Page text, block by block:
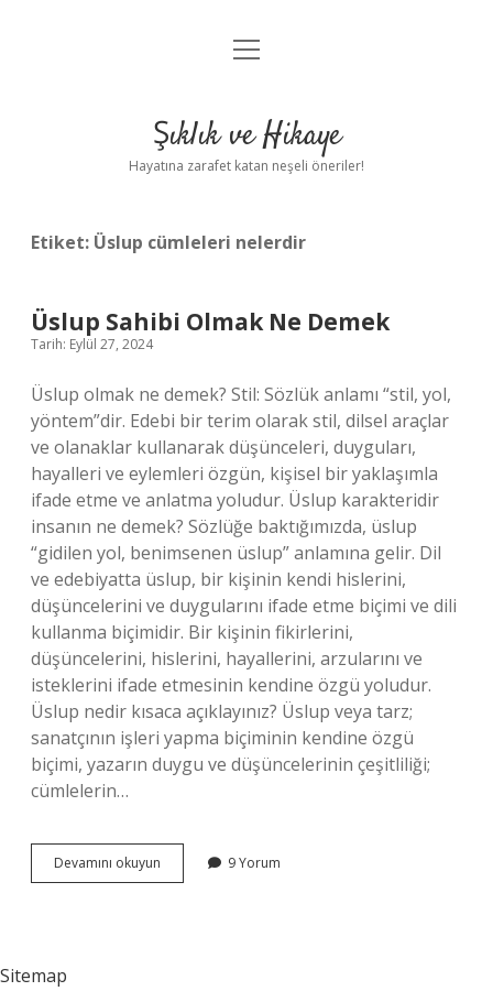
Anasayfa
Yasal Uyarı
menüyü
Şıklık ve Hikaye
Hayatına zarafet katan neşeli öneriler!
Etiket: Üslup cümleleri nelerdir
Üslup Sahibi Olmak Ne Demek
Tarih: Eylül 27, 2024
Üslup olmak ne demek? Stil: Sözlük anlamı “stil, yol,
yöntem”dir. Edebi bir terim olarak stil, dilsel araçlar
ve olanaklar kullanarak düşünceleri, duyguları,
hayalleri ve eylemleri özgün, kişisel bir yaklaşımla
ifade etme ve anlatma yoludur. Üslup karakteridir
insanın ne demek? Sözlüğe baktığımızda, üslup
“gidilen yol, benimsenen üslup” anlamına gelir. Dil
ve edebiyatta üslup, bir kişinin kendi hislerini,
düşüncelerini ve duygularını ifade etme biçimi ve dili
kullanma biçimidir. Bir kişinin fikirlerini,
düşüncelerini, hislerini, hayallerini, arzularını ve
isteklerini ifade etmesinin kendine özgü yoludur.
Üslup nedir kısaca açıklayınız? Üslup veya tarz;
sanatçının işleri yapma biçiminin kendine özgü
biçimi, yazarın duygu ve düşüncelerinin çeşitliliği;
cümlelerin…
Devamını okuyun
Sahibi
9 Yorum
Sitemap